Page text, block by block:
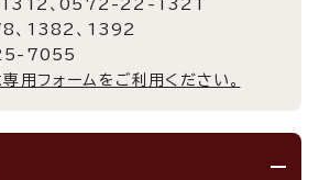
1312、0572-22-1321
、1382、1392
25-7055
用フォームをご利用ください。